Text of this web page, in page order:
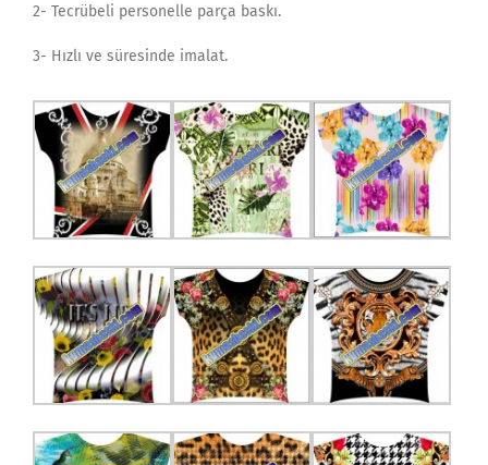
2- Tecrübeli personelle parça baskı.
3- Hızlı ve süresinde imalat.